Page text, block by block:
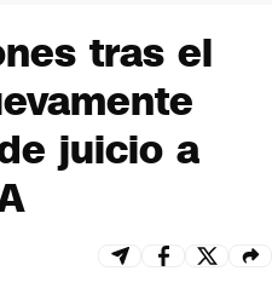
tras el
juicio a